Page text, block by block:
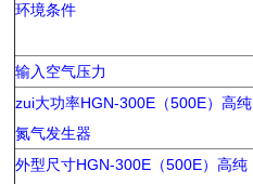
环境条件
输入空气压力
zui大功率HGN-300E（500E）高纯
氮气发生器
外型尺寸HGN-300E（500E）高纯